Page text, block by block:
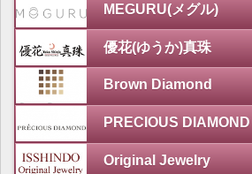
MEGURU(メグル)
優花(ゆうか)真珠
Brown Diamond
PRECIOUS DIAMOND
Original Jewelry